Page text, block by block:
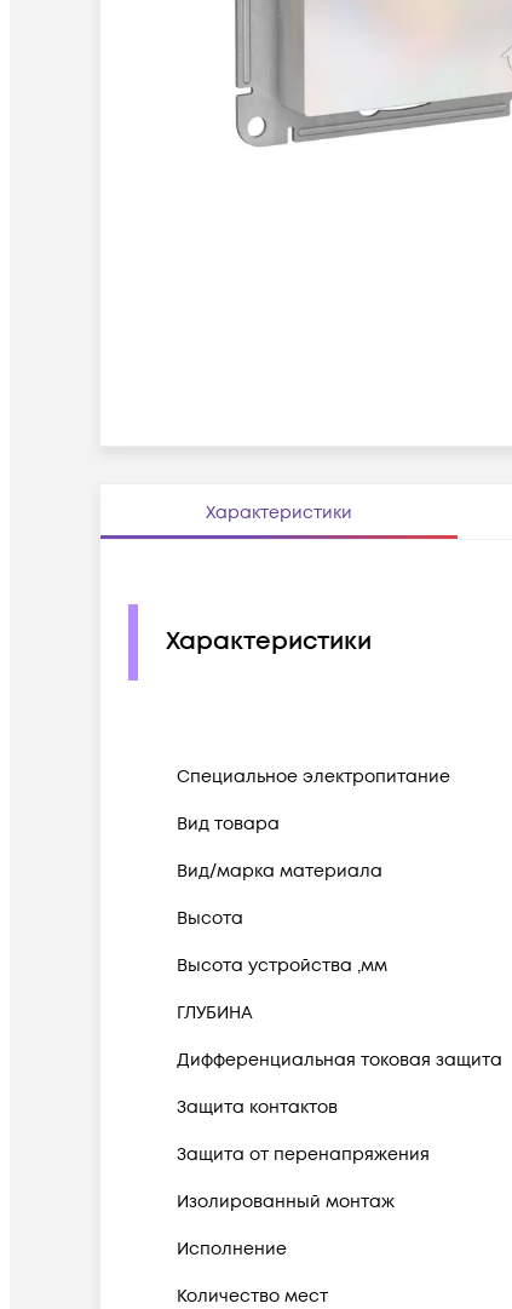
Характеристики
Характеристики
Cпециальное электропитание
Вид товара
Вид/марка материала
Высота
Высота устройства ,мм
ГЛУБИНА
Дифференциальная токовая защита
Защита контактов
Защита от перенапряжения
Изолированный монтаж
Исполнение
Количество мест